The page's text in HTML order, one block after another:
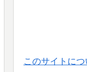
このサイトにつ